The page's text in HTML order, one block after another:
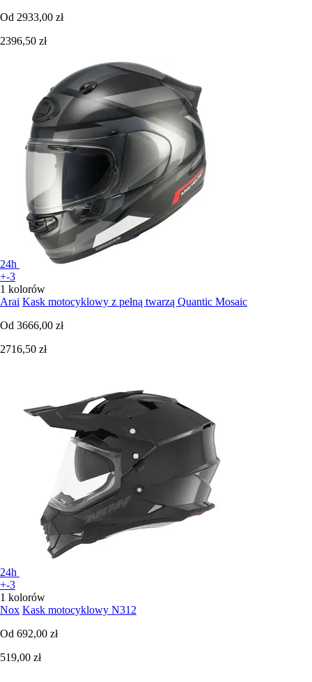
Od 2933,00 zł
2396,50 zł
24h
+-3
1 kolorów
Arai Kask motocyklowy z pełną twarzą Quantic Mosaic
Od 3666,00 zł
2716,50 zł
24h
+-3
1 kolorów
Nox Kask motocyklowy N312
Od 692,00 zł
519,00 zł